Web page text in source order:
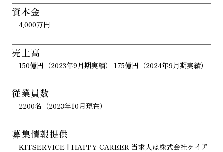
資本金
4,000万円
売上高
150億円（2023年9月期実績） 175億円（2024年9月期実績）
従業員数
2200名（2023年10月現在）
募集情報提供
KITSERVICE | HAPPY CAREER 当求人は株式会社ケイア